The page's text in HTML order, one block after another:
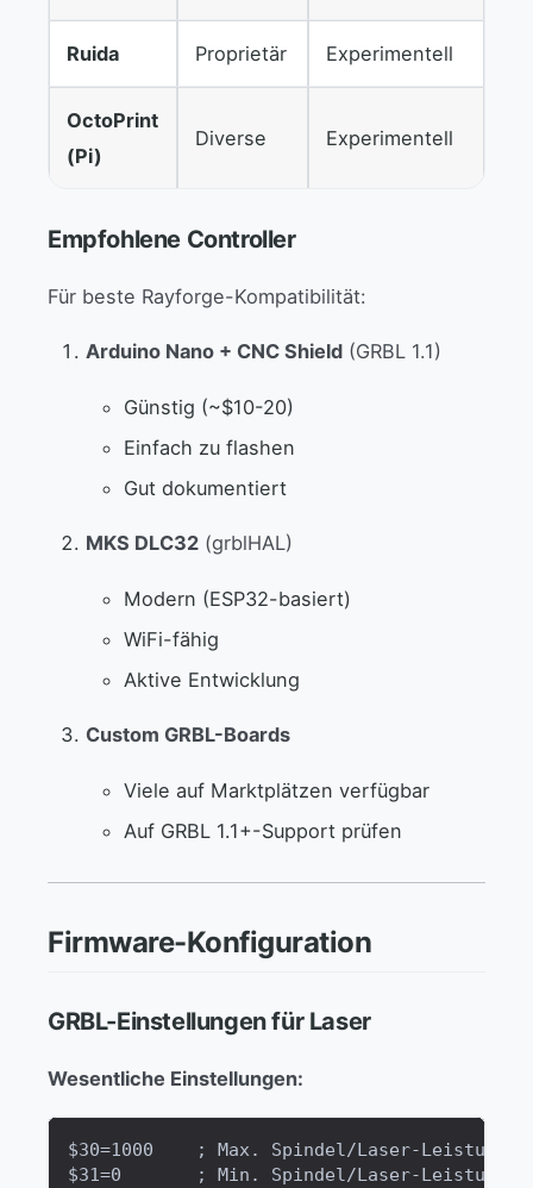
Ruida Proprietär Experimentell
OctoPrint
(Pi)
Diverse Experimentell
Empfohlene Controller
Für beste Rayforge-Kompatibilität:
Arduino Nano + CNC Shield (GRBL 1.1)
Günstig (~$10-20)
Einfach zu flashen
Gut dokumentiert
MKS DLC32 (grblHAL)
Modern (ESP32-basiert)
WiFi-fähig
Aktive Entwicklung
Custom GRBL-Boards
Viele auf Marktplätzen verfügbar
Auf GRBL 1.1+-Support prüfen
Firmware-Konfiguration
GRBL-Einstellungen für Laser
Wesentliche Einstellungen:
$30=1000    ; Max. Spindel/Laser-Leistung
$31=0       ; Min. Spindel/Laser-Leistung